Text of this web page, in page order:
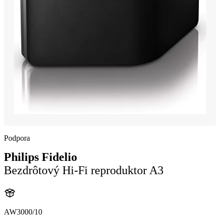
Podpora
Philips Fidelio
Bezdrôtový Hi-Fi reproduktor A3
AW3000/10